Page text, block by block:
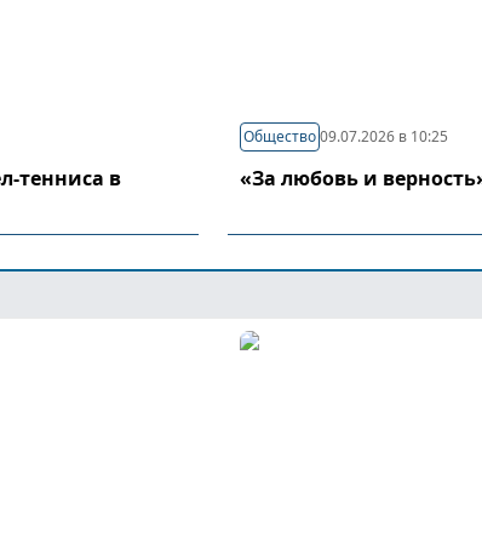
тенниса в
Общество 09.07.2026 в 10:25
«За любовь и